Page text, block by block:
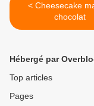
< Cheesecake marbré
chocolat
Hébergé par
Top articles
Pages